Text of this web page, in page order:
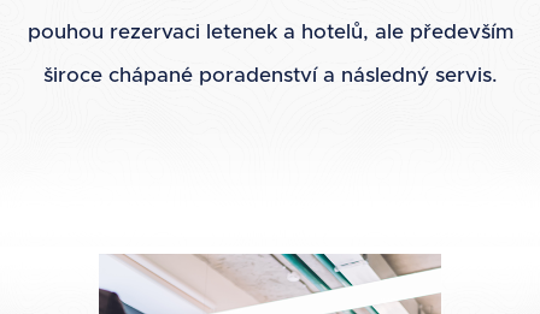
pouhou rezervaci letenek a hotelů, ale především
široce chápané poradenství a následný servis.